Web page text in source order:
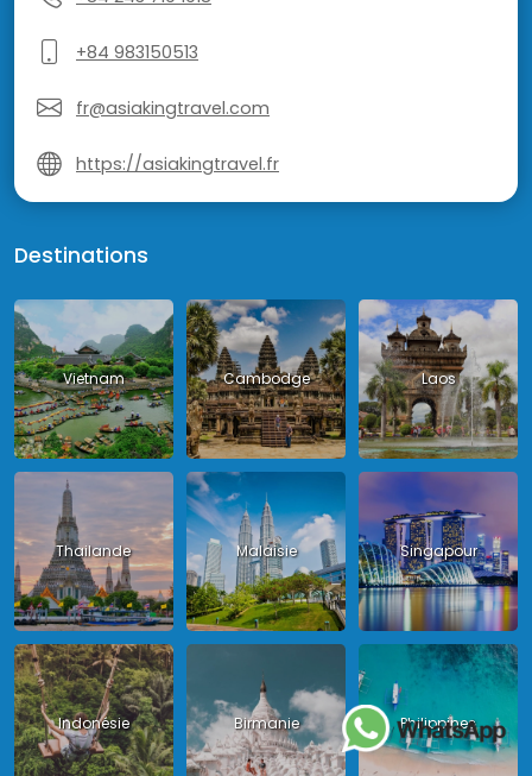
+84 983150513
fr@asiakingtravel.com
https://asiakingtravel.fr
Destinations
Vietnam Cambodge Laos
Thailande Malaisie Singapour
Indonésie Birmanie Philippines